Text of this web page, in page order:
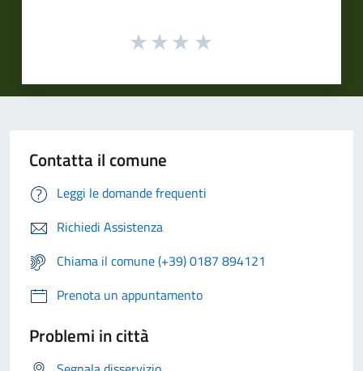
Contatta il comune
Leggi le domande frequenti
Richiedi Assistenza
Chiama il comune (+39) 0187 894121
Prenota un appuntamento
Problemi in città